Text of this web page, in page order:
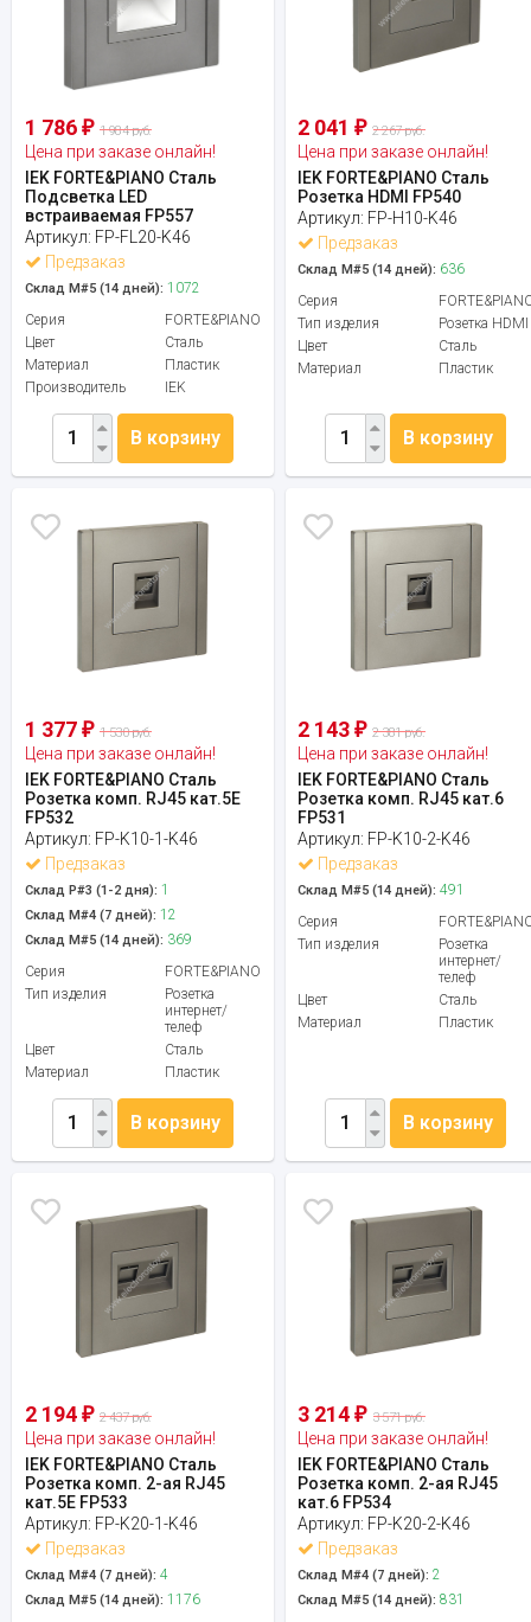
1 786 ₽ 1 984 руб.
Цена при заказе онлайн!
IEK FORTE&PIANO Сталь
Подсветка LED
встраиваемая FP557
Артикул: FP-FL20-K46
Предзаказ
Склад М#5 (14 дней): 1072
Серия
FORTE&PIANO
Цвет
Сталь
Материал
Пластик
Производитель
IEK
В корзину
2 041₽ 2 267 руб.
Цена при заказе онлайн!
IEK FORTE&PIANO Сталь
Розетка HDMI FP540
Артикул: FP-H10-K46
Предзаказ
Склад М#5 (14 дней): 636
Серия
Тип изделия
Розетка HDMI
Цвет
Сталь
Материал
Пластик
В корзину
1 377 ₽ 1 530 руб.
Цена при заказе онлайн!
IEK FORTE&PIANO Сталь
Розетка комп. RJ45 кат.5E
FP532
Артикул: FP-K10-1-K46
Предзаказ
Склад Р#3 (1-2 дня): 1
Склад М#4 (7 дней): 12
Склад М#5 (14 дней): 369
Серия
FORTE&PIANO
Тип изделия
Розетка
интернет/
телеф
Цвет
Сталь
Материал
Пластик
В корзину
2 143₽ 2 381 руб.
Цена при заказе онлайн!
IEK FORTE&PIANO Сталь
Розетка комп. RJ45 кат.6
FP531
Артикул: FP-K10-2-K46
Предзаказ
Склад М#5 (14 дней): 491
Серия
Тип изделия
Розетка
интернет/
телеф
Цвет
Сталь
Материал
Пластик
В корзину
2 194 ₽ 2 437 руб.
Цена при заказе онлайн!
IEK FORTE&PIANO Сталь
Розетка комп. 2-ая RJ45
кат.5E FP533
Артикул: FP-K20-1-K46
Предзаказ
Склад М#4 (7 дней): 4
Склад М#5 (14 дней): 1176
3 214₽ 3 571 руб.
Цена при заказе онлайн!
IEK FORTE&PIANO Сталь
Розетка комп. 2-ая RJ45
кат.6 FP534
Артикул: FP-K20-2-K46
Предзаказ
Склад М#4 (7 дней): 2
Склад М#5 (14 дней): 831